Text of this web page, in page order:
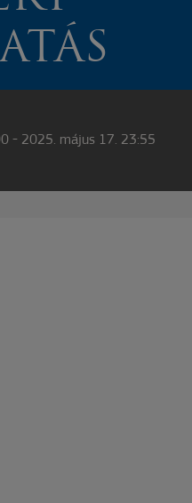
- 2025. május 17. 23:55